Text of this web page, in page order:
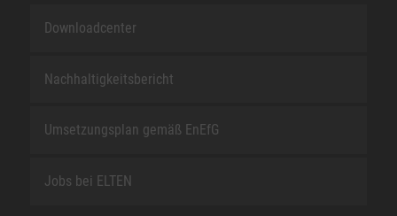
Downloadcenter
Nachhaltigkeitsbericht
Umsetzungsplan gemäß EnEfG
Jobs bei ELTEN